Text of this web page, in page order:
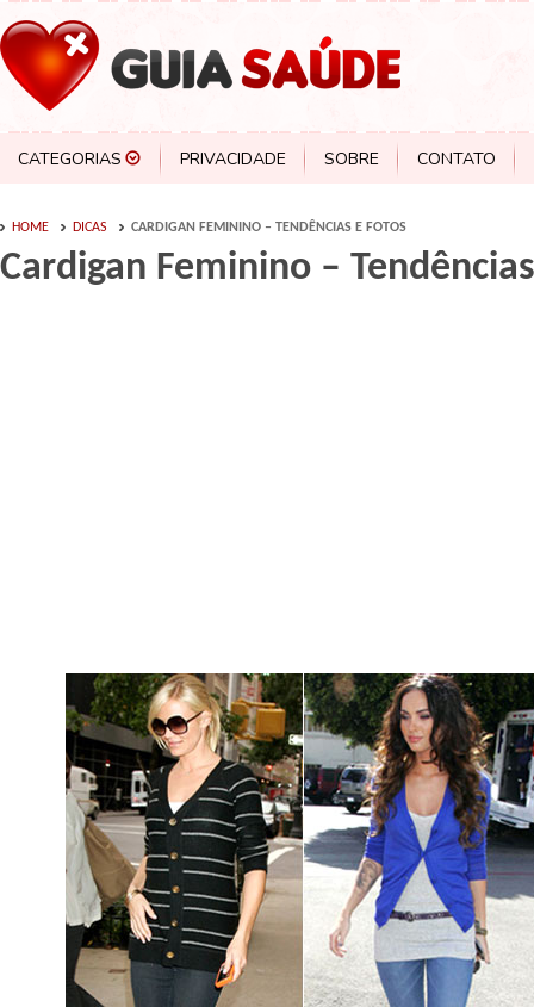
CATEGORIAS PRIVACIDADE SOBRE CONTATO
HOME DICAS CARDIGAN FEMININO – TENDÊNCIAS E FOTOS
Cardigan Feminino –